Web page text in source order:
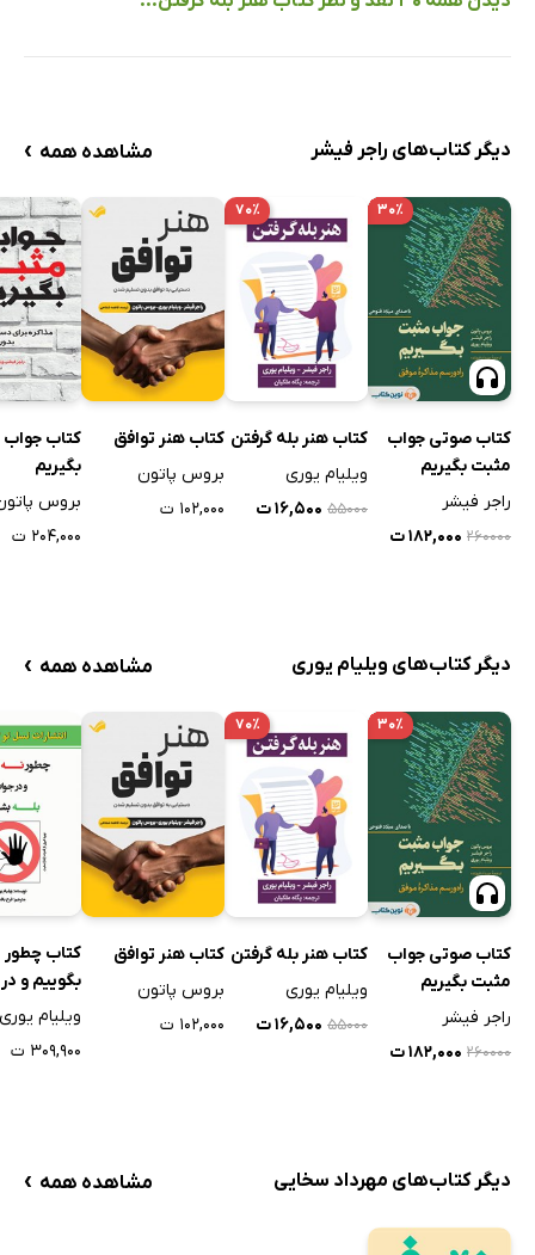
دیگر کتاب‌های راجر فیشر مشاهده همه ›
۳۰٪
کتاب صوتی جواب
مثبت بگیریم
راجر فیشر
۲۶۰۰۰۰ ۱۸۲,۰۰۰ ت
۷۰٪
کتاب هنر بله گرفتن
ویلیام یوری
۵۵۰۰۰ ۱۶,۵۰۰ ت
کتاب هنر توافق
بروس پاتون
۱۰۲,۰۰۰ ت
کتاب
بگیریم
بروس
۲۰۴,۰۰۰ ت
دیگر کتاب‌های ویلیام یوری مشاهده همه ›
۳۰٪
کتاب صوتی جواب
مثبت بگیریم
راجر فیشر
۲۶۰۰۰۰ ۱۸۲,۰۰۰ ت
۷۰٪
کتاب هنر بله گرفتن
ویلیام یوری
۵۵۰۰۰ ۱۶,۵۰۰ ت
کتاب هنر توافق
بروس پاتون
۱۰۲,۰۰۰ ت
کتاب چطور
بگوییم و
بله بشنویم
ویلیام یوری
۳۰۹,۹۰۰ ت
دیگر کتاب‌های مهرداد سخایی مشاهده همه ›